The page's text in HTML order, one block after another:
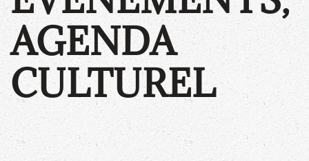
AGENDA
CULTUREL